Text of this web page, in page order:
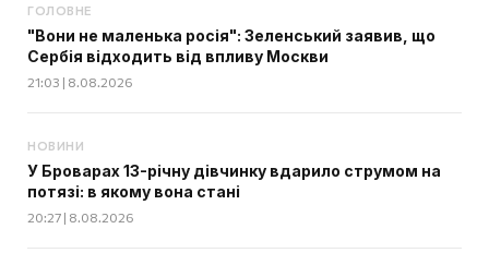
ГОЛОВНЕ
"Вони не маленька росія": Зеленський заявив, що
Сербія відходить від впливу Москви
21:03 | 8.08.2026
НОВИНИ
У Броварах 13-річну дівчинку вдарило струмом на
потязі: в якому вона стані
20:27 | 8.08.2026